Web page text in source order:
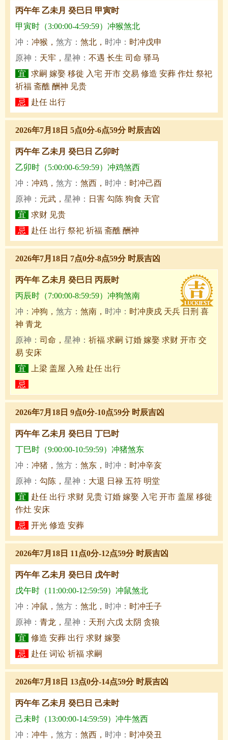
丙午年 乙未月 癸巳日 甲寅时
甲寅时（3:00:00-4:59:59）冲猴煞北
冲： 冲猴， 煞方： 煞北， 时冲： 时冲戊申
原神： 天牢， 星神： 不遇 长生 司命 驿马
宜
求嗣 嫁娶 移徙 入宅 开市 交易 修造 安葬 作灶 祭祀
祈福 斋醮 酬神 见贵
忌
赴任 出行
2026年7月18日 5点0分-6点59分 时辰吉凶
丙午年 乙未月 癸巳日 乙卯时
乙卯时（5:00:00-6:59:59）冲鸡煞西
冲： 冲鸡， 煞方： 煞西， 时冲： 时冲己酉
原神： 元武， 星神： 日害 勾陈 狗食 天官
宜
求财 见贵
忌
赴任 出行 祭祀 祈福 斋醮 酬神
2026年7月18日 7点0分-8点59分 时辰吉凶
丙午年 乙未月 癸巳日 丙辰时
丙辰时（7:00:00-8:59:59）冲狗煞南
冲： 冲狗， 煞方： 煞南， 时冲： 时冲庚戍 天兵 日刑 喜
神 青龙
原神： 司命， 星神： 祈福 求嗣 订婚 嫁娶 求财 开市 交
易 安床
宜
上梁 盖屋 入殓 赴任 出行
忌
2026年7月18日 9点0分-10点59分 时辰吉凶
丙午年 乙未月 癸巳日 丁巳时
丁巳时（9:00:00-10:59:59）冲猪煞东
冲： 冲猪， 煞方： 煞东， 时冲： 时冲辛亥
原神： 勾陈， 星神： 大退 日禄 五符 明堂
宜
赴任 出行 求财 见贵 订婚 嫁娶 入宅 开市 盖屋 移徙
作灶 安床
忌
开光 修造 安葬
2026年7月18日 11点0分-12点59分 时辰吉凶
丙午年 乙未月 癸巳日 戊午时
戊午时（11:00:00-12:59:59）冲鼠煞北
冲： 冲鼠， 煞方： 煞北， 时冲： 时冲壬子
原神： 青龙， 星神： 天刑 六戊 太阴 贪狼
宜
修造 安葬 出行 求财 嫁娶
忌
赴任 词讼 祈福 求嗣
2026年7月18日 13点0分-14点59分 时辰吉凶
丙午年 乙未月 癸巳日 己未时
己未时（13:00:00-14:59:59）冲牛煞西
冲： 冲牛， 煞方： 煞西， 时冲： 时冲癸丑